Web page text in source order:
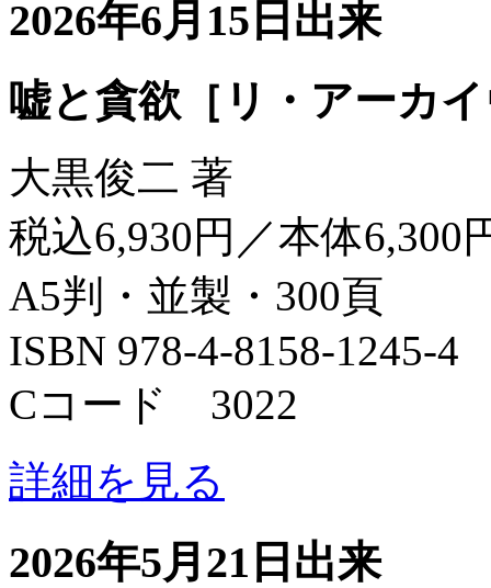
2026年6月15日出来
嘘と貪欲［リ・アーカ
大黒俊二 著
税込6,930円／本体6,300
A5判・並製・300頁
ISBN 978-4-8158-1245-4
Cコード 3022
詳細を見る
2026年5月21日出来